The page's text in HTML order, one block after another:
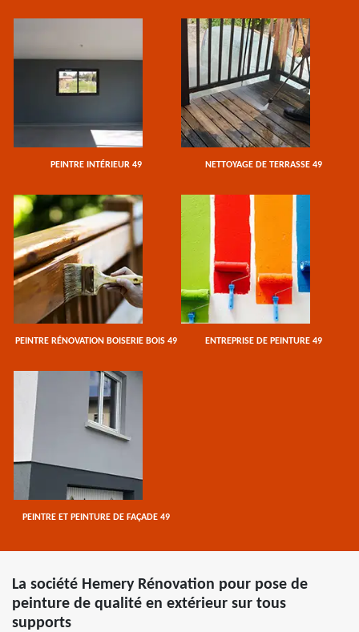
PEINTRE INTÉRIEUR 49 NETTOYAGE DE TERRASSE 49
PEINTRE RÉNOVATION BOISERIE BOIS 49 ENTREPRISE DE PEINTURE 49
PEINTRE ET PEINTURE DE FAÇADE 49
La société Hemery Rénovation pour pose de
peinture de qualité en extérieur sur tous
supports